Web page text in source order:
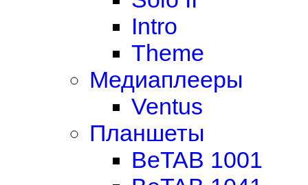
Intro
Theme
Медиаплееры
Ventus
Планшеты
BeTAB 1001